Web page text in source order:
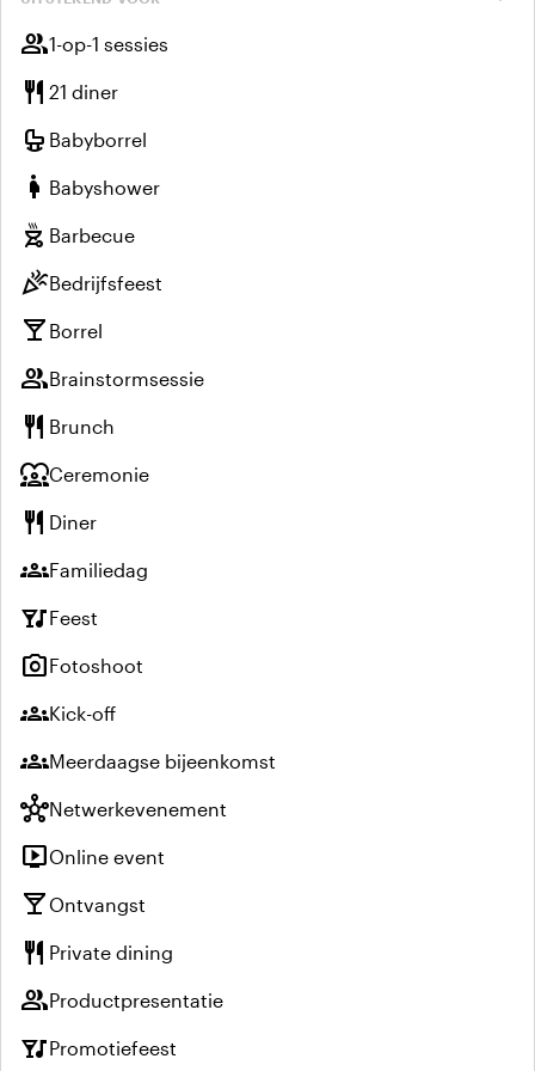
group1-op-1 sessies
restaurant 21 diner
crib Babyborrel
pregnant_woman Babyshower
outdoor_grill Barbecue
celebrationBedrijfsfeest
local_bar Borrel
groupBrainstormsessie
restaurant Brunch
diversity_1Ceremonie
restaurant Diner
groupsFamiliedag
nightlifeFeest
photo_cameraFotoshoot
groupsKick-off
groupsMeerdaagse bijeenkomst
hubNetwerkevenement
live_tvOnline event
local_bar Ontvangst
restaurant Private dining
groupProductpresentatie
nightlifePromotiefeest